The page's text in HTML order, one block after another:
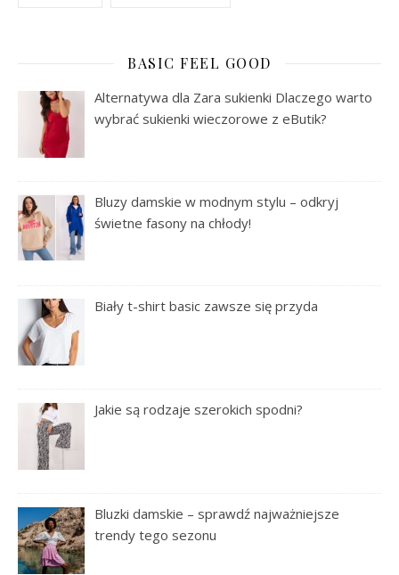
BASIC FEEL GOOD
Alternatywa dla Zara sukienki Dlaczego warto
wybrać sukienki wieczorowe z eButik?
Bluzy damskie w modnym stylu – odkryj
świetne fasony na chłody!
Biały t-shirt basic zawsze się przyda
Jakie są rodzaje szerokich spodni?
Bluzki damskie – sprawdź najważniejsze
trendy tego sezonu